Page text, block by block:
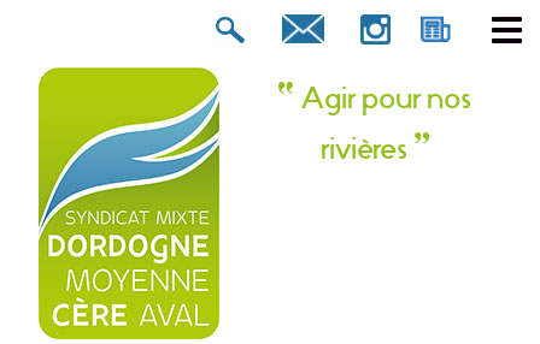
Agir pour nos
rivières
Rechercher :